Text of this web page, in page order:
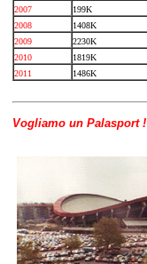
2007
199K
2008
1408K
2009
2230K
2010
1819K
2011
1486K
Vogliamo un Palasport !